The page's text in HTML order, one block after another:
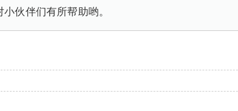
伙伴们有所帮助哟。